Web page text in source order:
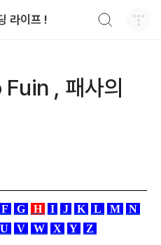
라이프 !
, 패사의
F G H I J K L M
N
U V W X Y Z